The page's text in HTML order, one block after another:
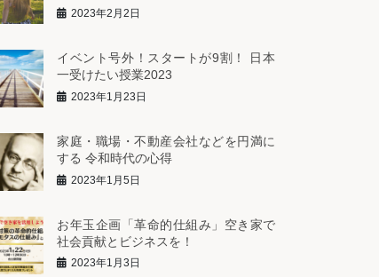
2023年2月2日
イベント号外！スタートが9割！ 日本
一受けたい授業2023
2023年1月23日
家庭・職場・不動産会社などを円満に
する 令和時代の心得
2023年1月5日
お年玉企画「革命的仕組み」空き家で
社会貢献とビジネスを！
2023年1月3日